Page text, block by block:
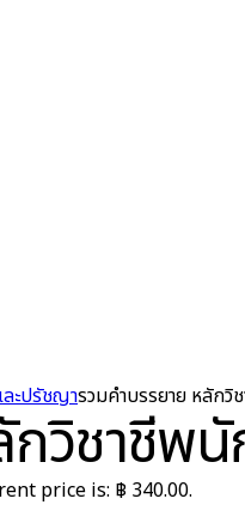
ะปรัชญารวมคำบรรยาย หลัก
กวิชาชีพ
price is: ฿ 340.00.